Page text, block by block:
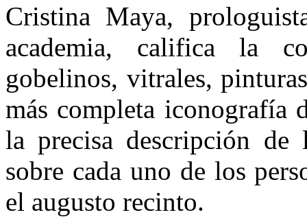
Cristina Maya,
academia, califica la
gobelinos, vitrales,
más completa iconografía
la precisa descripción
sobre cada uno de los
el augusto recinto.